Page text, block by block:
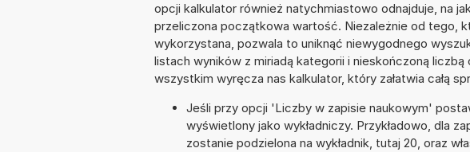
opcji kalkulator również natychmiastowo odnajduje, na
przeliczona początkowa wartość. Niezależnie od tego,
wykorzystana, pozwala to uniknąć niewygodnego
listach wyników z miriadą kategorii i nieskończoną liczbą
wszystkim wyręcza nas kalkulator, który załatwia całą
Jeśli przy opcji 'Liczby w zapisie naukowym'
wyświetlony jako wykładniczy. Przykładowo, dla
zostanie podzielona na wykładnik, tutaj 20, oraz